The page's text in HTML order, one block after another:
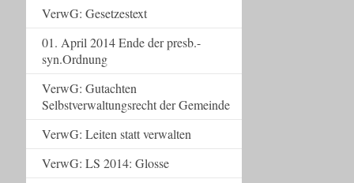
VerwG: Gesetzestext
01. April 2014 Ende der presb.-
syn.Ordnung
VerwG: Gutachten
Selbstverwaltungsrecht der Gemeinde
VerwG: Leiten statt verwalten
VerwG: LS 2014: Glosse